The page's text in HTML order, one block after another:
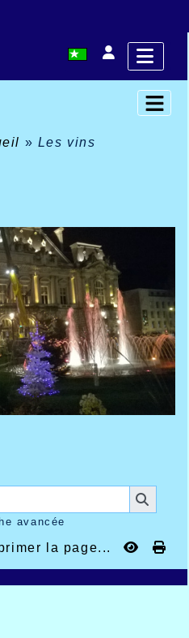
» Les vins
avancée
la page...